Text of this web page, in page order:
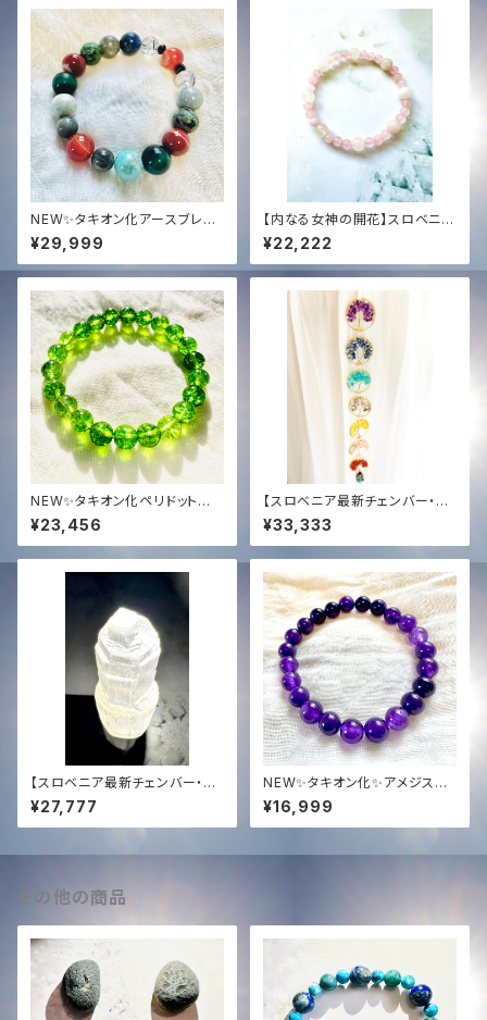
NEW✨タキオン化アースブレス
レット✨グランディングと宇宙エ
ネルギーのバランスサポート✨オ
リジナルブレンド一点物✨
¥29,999
【内なる女神の開花】スロベニア
最新チェンバー・アクティベーシ
ョン済✨ ローズクォーツ＆水晶・
女神ブレスレット｜無条件の愛
¥22,222
NEW✨タキオン化ペリドット緑
龍ブレスレット✨
¥23,456
【スロベニア最新チェンバー・宇
宙7種族アクティベーション済】
7チャクラ・ツリー・オブ・ライフ
（生命の七つの樹）クリスタルポ
¥33,333
【スロベニア最新チェンバー・宇
宙7種族光エネルギーアクティ
ベーション済】光の柱・純白のセ
レナイトタワー（201.7g）
¥27,777
NEW✨タキオン化✨アメジスト
ブレスレット8mm✨
¥16,999
その他の商品